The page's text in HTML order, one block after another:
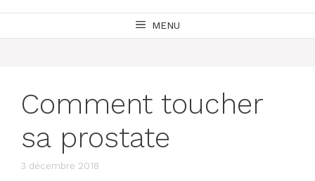
MENU
Comment toucher
sa prostate
3 décembre 2018